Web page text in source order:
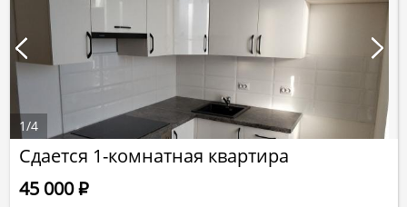
Сдается 1-комнатная квартира
45 000Р
1/4